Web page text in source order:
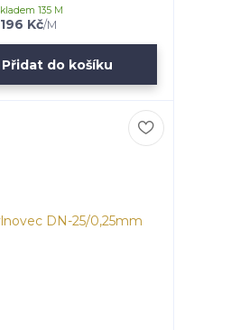
196 Kč/M
Skladem 135 M
Přidat do košíku